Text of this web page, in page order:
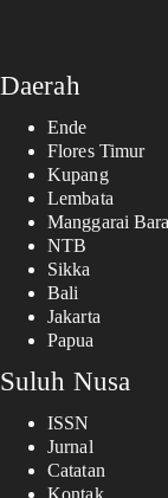
Daerah
Ende
Flores Timur
Kupang
Lembata
Manggarai
NTB
Sikka
Bali
Jakarta
Papua
Suluh Nusa
ISSN
Jurnal
Catatan
Kontak